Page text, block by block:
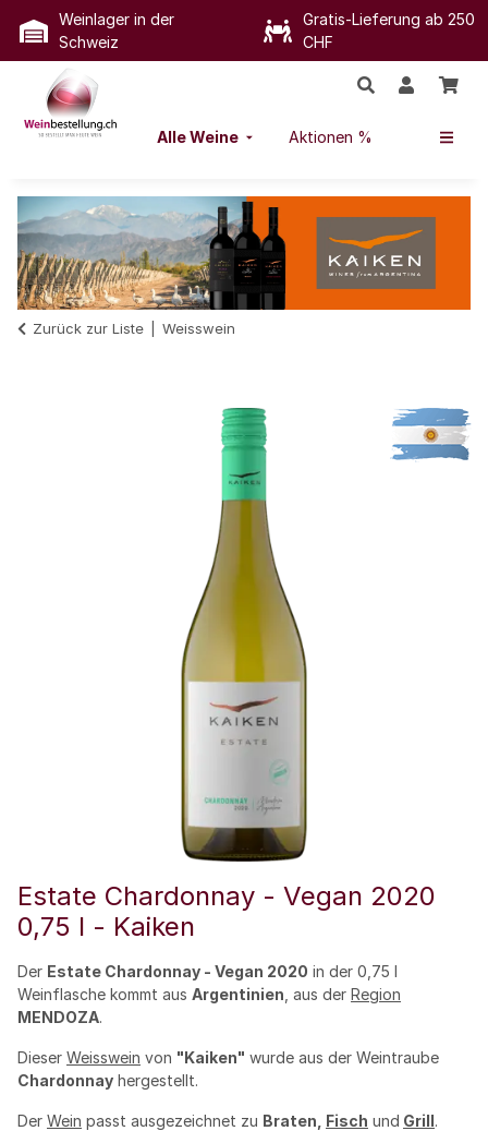
Weinlager in der
Schweiz
Gratis-Lieferung ab 250
CHF
Alle Weine Aktionen %
Zurück zur Liste Weisswein
Estate Chardonnay - Vegan 2020
0,75 l - Kaiken
Der Estate Chardonnay - Vegan 2020 in der 0,75 l
Weinflasche kommt aus Argentinien , aus der Region
MENDOZA.
Dieser Weisswein von "Kaiken" wurde aus der Weintraube
Chardonnay hergestellt.
Der Wein passt ausgezeichnet zu Braten, Fisch und Grill.